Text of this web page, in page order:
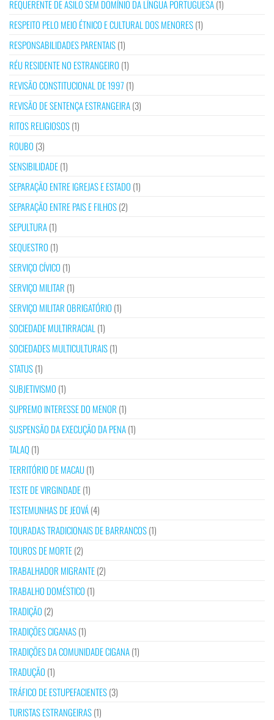
REQUERENTE DE ASILO SEM DOMÍNIO DA LÍNGUA PORTUGUESA(1)
RESPEITO PELO MEIO ÉTNICO E CULTURAL DOS MENORES(1)
RESPONSABILIDADES PARENTAIS(1)
RÉU RESIDENTE NO ESTRANGEIRO (1)
REVISÃO CONSTITUCIONAL DE 1997 (1)
REVISÃO DE SENTENÇA ESTRANGEIRA(3)
RITOS RELIGIOSOS(1)
ROUBO (3)
SENSIBILIDADE(1)
SEPARAÇÃO ENTRE IGREJAS E ESTADO (1)
SEPARAÇÃO ENTRE PAIS E FILHOS(2)
SEPULTURA(1)
SEQUESTRO (1)
SERVIÇO CÍVICO (1)
SERVIÇO MILITAR (1)
SERVIÇO MILITAR OBRIGATÓRIO (1)
SOCIEDADE MULTIRRACIAL (1)
SOCIEDADES MULTICULTURAIS(1)
STATUS(1)
SUBJETIVISMO (1)
SUPREMO INTERESSE DO MENOR (1)
SUSPENSÃO DA EXECUÇÃO DA PENA(1)
TALAQ(1)
TERRITÓRIO DE MACAU(1)
TESTE DE VIRGINDADE(1)
TESTEMUNHAS DE JEOVÁ(4)
TOURADAS TRADICIONAIS DE BARRANCOS(1)
TOUROS DE MORTE(2)
TRABALHADOR MIGRANTE(2)
TRABALHO DOMÉSTICO (1)
TRADIÇÃO (2)
TRADIÇÕES CIGANAS(1)
TRADIÇÕES DA COMUNIDADE CIGANA(1)
TRADUÇÃO (1)
TRÁFICO DE ESTUPEFACIENTES(3)
TURISTAS ESTRANGEIRAS(1)